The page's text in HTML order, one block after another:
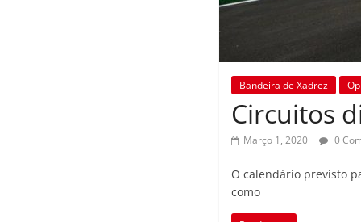
Bandeira de Xadrez
Circuitos
Março 1, 2020 0
O calendário previsto
como